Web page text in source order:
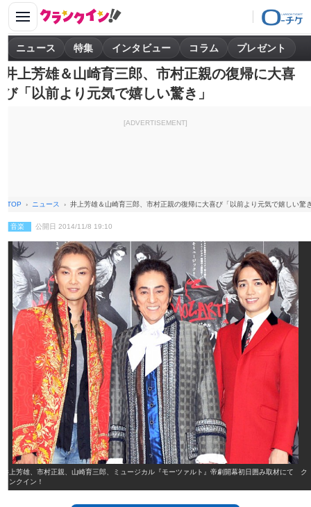
ニュース 特集 インタビュー コラム プレゼント
井上芳雄＆山崎育三郎、市村正親の復帰に大喜
び「以前より元気で嬉しい驚き」
[ADVERTISEMENT]
TOP ニュース 井上芳雄＆山崎育三郎、市村正親の復帰に大喜び「以前より元気で嬉しい驚
音楽 公開日 2014/11/8 19:10
井上芳雄、市村正親、山崎育三郎、ミュージカル『モーツァルト』帝劇開幕初日囲み取材にて ク
ランクイン！